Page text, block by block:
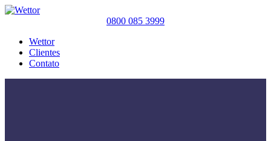
0800 085 3999
Wettor
Clientes
Contato